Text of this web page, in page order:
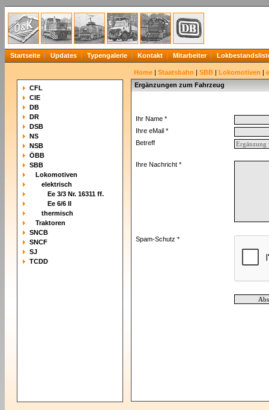
Startseite Updates Typengalerie Kontakt Mitarbeiter
CFL
CIE
DB
DR
DSB
NS
NSB
ÖBB
SBB
Lokomotiven
elektrisch
Ee 3/3 Nr. 16311 ff.
Ee 6/6 II
thermisch
Traktoren
SNCB
SNCF
SJ
TCDD
Home | Staatsbahn | SBB | Lokomotiven |
Ergänzungen zum Fahrzeug
Ihr Name *
Ihre eMail *
Betreff
Ihre Nachricht *
Spam-Schutz *